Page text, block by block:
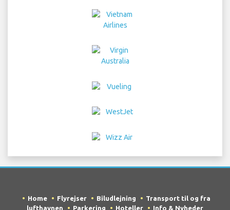
Home Flyrejser Biludlejning
Transport til og fra
lufthavnen
Parkering Hoteller Info & Nyheder